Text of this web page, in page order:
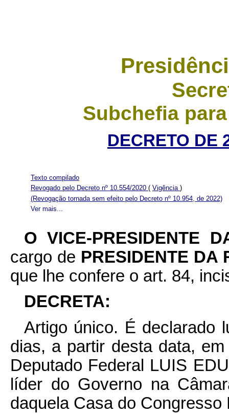
Subchefia
DECRETO DE
Ver mais...
Texto compilado
Revogado pelo Decreto nº 10.554/2020 ( Vigência )
(Revogação tornada sem efeito pelo Decreto nº 10.954, de 2022)
O VICE-PRESIDENTE
cargo de PRESIDENTE DA
que lhe confere o art. 84,
DECRETA:
Artigo único. É declarado
dias, a partir desta data,
Deputado Federal LUIS
líder do Governo na
daquela Casa do Congresso